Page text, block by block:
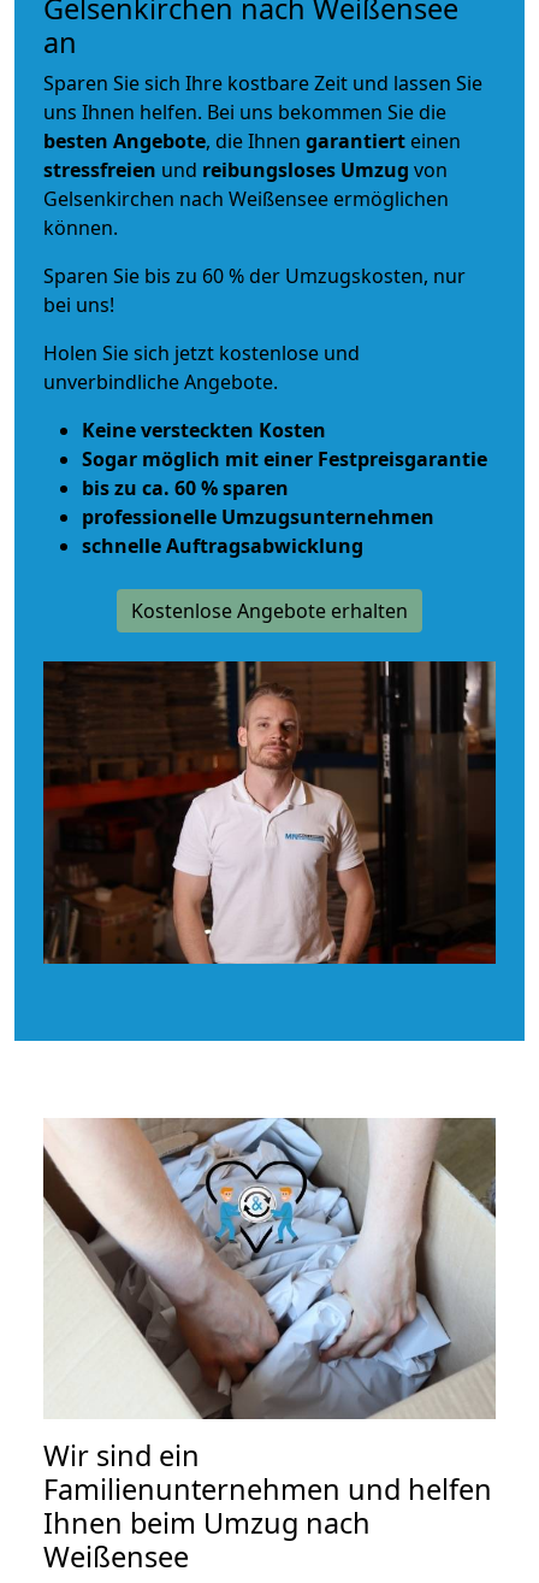
Gelsenkirchen nach Weißensee
an
Sparen Sie sich Ihre kostbare Zeit und lassen Sie
uns Ihnen helfen. Bei uns bekommen Sie die
besten Angebote, die Ihnen garantiert einen
stressfreien und reibungsloses Umzug von
Gelsenkirchen nach Weißensee ermöglichen
können.
Sparen Sie bis zu 60 % der Umzugskosten, nur
bei uns!
Holen Sie sich jetzt kostenlose und
unverbindliche Angebote.
Keine versteckten Kosten
Sogar möglich mit einer Festpreisgarantie
bis zu ca. 60 % sparen
professionelle Umzugsunternehmen
schnelle Auftragsabwicklung
Kostenlose Angebote erhalten
Wir sind ein
Familienunternehmen und helfen
Ihnen beim Umzug nach
Weißensee